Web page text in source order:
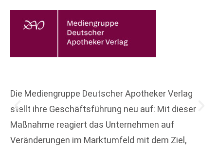
Die Mediengruppe Deutscher Apotheker Verlag
stellt ihre Geschäftsführung neu auf: Mit dieser
Maßnahme reagiert das Unternehmen auf
Veränderungen im Marktumfeld mit dem Ziel,